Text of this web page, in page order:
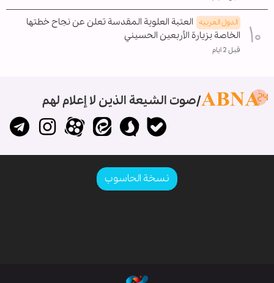
الدول العربیه العتبة العلوية المقدسة تعلن عن نجاح خطتها
الخاصة بزيارة الأربعين الحسيني
قبل 2 ايام
صوت الشيعة الذين لا إعلام لهم
نسخة الحاسوب